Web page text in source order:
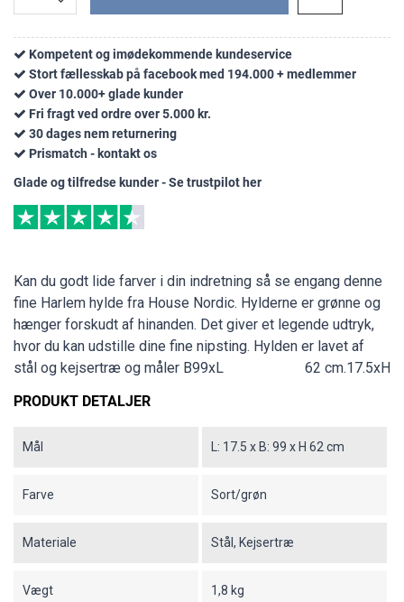
Kompetent og imødekommende kundeservice
Stort fællesskab på facebook med 194.000 + medlemmer
Over 10.000+ glade kunder
Fri fragt ved ordre over 5.000 kr.
30 dages nem returnering
Prismatch - kontakt os
Glade og tilfredse kunder - Se trustpilot her
Kan du godt lide farver i din indretning så se engang denne
fine Harlem hylde fra House Nordic. Hylderne er grønne og
hænger forskudt af hinanden. Det giver et legende udtryk,
hvor du kan udstille dine fine nipsting. Hylden er lavet af
stål og kejsertræ og måler B99xL
17.5xH
62 cm.
PRODUKT DETALJER
Mål L: 17.5 x B: 99 x H 62 cm
Farve Sort/grøn
Materiale Stål, Kejsertræ
Vægt 1,8 kg